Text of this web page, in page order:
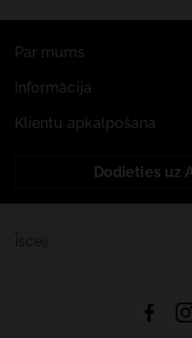
Par mums
Informācija
Klientu apkalpošana
Dodieties uz